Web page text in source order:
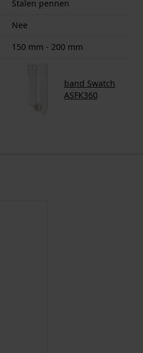
Stalen pennen
Nee
150 mm - 200 mm
band Swatch
ASFK360